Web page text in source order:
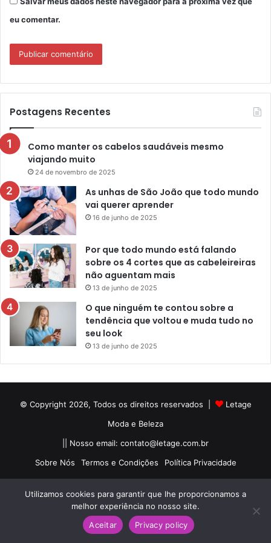
eu comentar.
Postagens Recentes
Como manter os cabelos saudáveis mesmo
viajando muito
24 de novembro de 2025
As unhas de São João que todo mundo
vai querer aprender
16 de junho de 2025
Por que todo mundo está falando
sobre os 4 cortes que as cabeleireiras
não aguentam mais
13 de junho de 2025
O que ninguém te contou sobre a
tendência que voltou e muda tudo no
seu look
13 de junho de 2025
© Copyright 2026, Todos os direitos reservados |
Letage
Moda e Beleza
|| Nosso email: contato@letage.com.br
Sobre Nós
Termos e Condições Política Privacidade
FacebookPinterestInstagram
Utilizamos cookies para garantir que lhe proporcionamos a
melhor experiência no nosso site.
Aceitar
Privacy policy